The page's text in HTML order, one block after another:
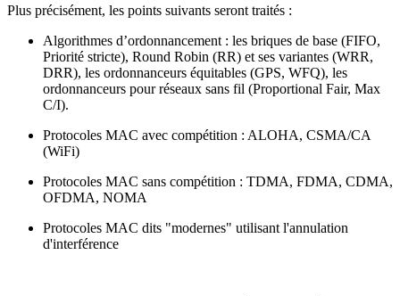
Plus précisément, les points suivants seront traités :
Algorithmes d’ordonnancement : les briques de base (FIFO,
Priorité stricte), Round Robin (RR) et ses variantes (WRR,
DRR), les ordonnanceurs équitables (GPS, WFQ), les
ordonnanceurs pour réseaux sans fil (Proportional Fair, Max
C/I).
Protocoles MAC avec compétition : ALOHA, CSMA/CA
(WiFi)
Protocoles MAC sans compétition : TDMA, FDMA, CDMA,
OFDMA, NOMA
Protocoles MAC dits "modernes" utilisant l'annulation
d'interférence